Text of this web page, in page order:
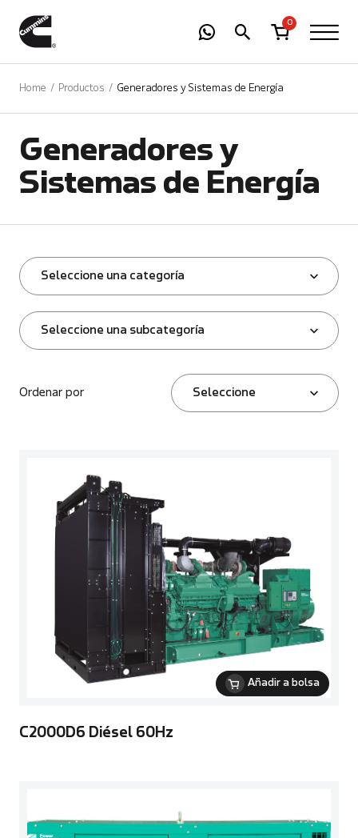
0
Home Productos Generadores y Sistemas de Energía
Generadores y
Sistemas de Energía
Seleccione una categoría
Seleccione una subcategoría
Ordenar por Seleccione
Añadir a bolsa
C2000D6 Diésel 60Hz